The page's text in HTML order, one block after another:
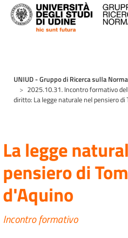
Skip to main content
UNIUD - Gruppo di Ricerca sulla
2025.10.31. Incontro formativo
diritto: La legge naturale nel pensiero di
La legge
pensiero di
d'Aquino
Incontro formativo